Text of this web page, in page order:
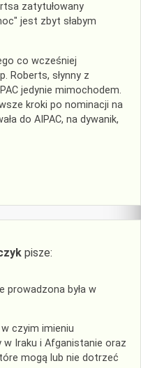
zatytułowany
jest zbyt słabym
co wcześniej
Roberts, słynny z
jedynie mimochodem.
kroki po nominacji na
do AIPAC, na dywanik,
pisze:
prowadzona była w
czyim imieniu
w Iraku i Afganistanie oraz
mogą lub nie dotrzeć